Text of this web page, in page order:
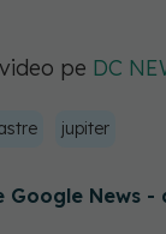
pe DC
jupiter
News -